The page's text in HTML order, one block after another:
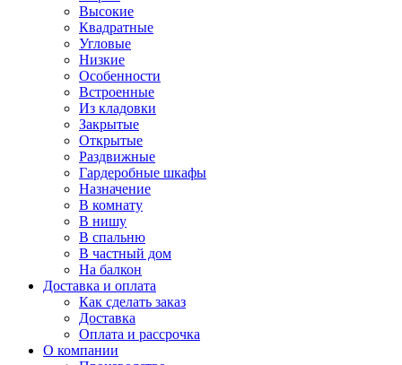
Высокие
Квадратные
Угловые
Низкие
Особенности
Встроенные
Из кладовки
Закрытые
Открытые
Раздвижные
Гардеробные шкафы
Назначение
В комнату
В нишу
В спальню
В частный дом
На балкон
Доставка и оплата
Как сделать заказ
Доставка
Оплата и рассрочка
О компании